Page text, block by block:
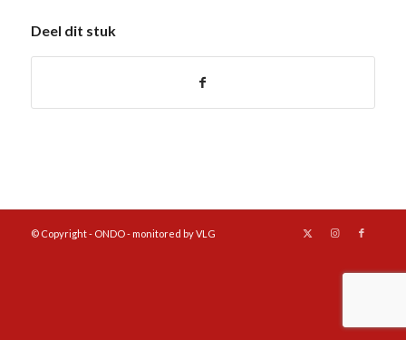
Deel dit stuk
© Copyright - ONDO - monitored by VLG